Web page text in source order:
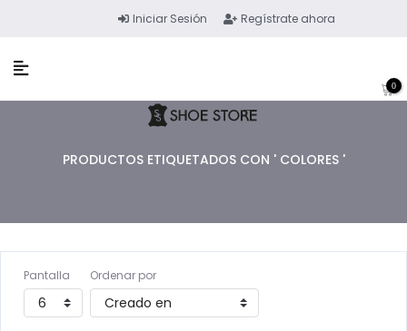
Iniciar Sesión Regístrate ahora
0
PRODUCTOS ETIQUETADOS CON ' COLORES '
Pantalla Ordenar por